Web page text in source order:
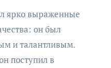
ярко выраженные
он был
и талантливым.
поступил в